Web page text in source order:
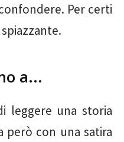
Per certi
a...
leggere una storia
però con una satira